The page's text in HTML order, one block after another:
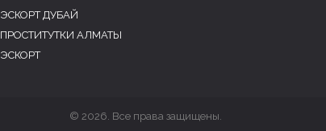
ЭСКОРТ ДУБАЙ
ПРОСТИТУТКИ АЛМАТЫ
ЭСКОРТ
© 2026. Все права защищены.